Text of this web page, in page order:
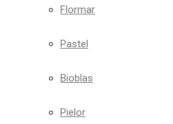
Flormar
Pastel
Bioblas
Pielor